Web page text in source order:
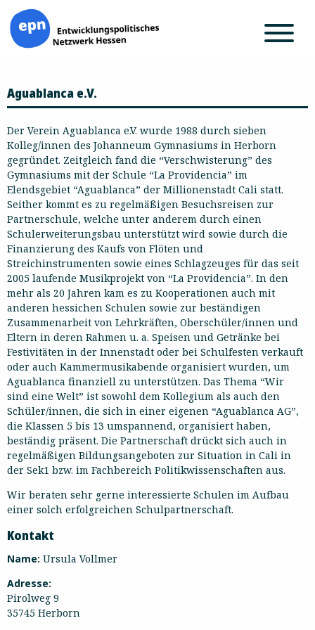
Inhalt
springen
Aguablanca e.V.
Der Verein Aguablanca e.V. wurde 1988 durch sieben
Kolleg/innen des Johanneum Gymnasiums in Herborn
gegründet. Zeitgleich fand die “Verschwisterung” des
Gymnasiums mit der Schule “La Providencia” im
Elendsgebiet “Aguablanca” der Millionenstadt Cali statt.
Seither kommt es zu regelmäßigen Besuchsreisen zur
Partnerschule, welche unter anderem durch einen
Schulerweiterungsbau unterstützt wird sowie durch die
Finanzierung des Kaufs von Flöten und
Streichinstrumenten sowie eines Schlagzeuges für das seit
2005 laufende Musikprojekt von “La Providencia”. In den
mehr als 20 Jahren kam es zu Kooperationen auch mit
anderen hessichen Schulen sowie zur beständigen
Zusammenarbeit von Lehrkräften, Oberschüler/innen und
Eltern in deren Rahmen u. a. Speisen und Getränke bei
Festivitäten in der Innenstadt oder bei Schulfesten verkauft
oder auch Kammermusikabende organisiert wurden, um
Aguablanca finanziell zu unterstützen. Das Thema “Wir
sind eine Welt” ist sowohl dem Kollegium als auch den
Schüler/innen, die sich in einer eigenen “Aguablanca AG”,
die Klassen 5 bis 13 umspannend, organisiert haben,
beständig präsent. Die Partnerschaft drückt sich auch in
regelmäßigen Bildungsangeboten zur Situation in Cali in
der Sek1 bzw. im Fachbereich Politikwissenschaften aus.
Wir beraten sehr gerne interessierte Schulen im Aufbau
einer solch erfolgreichen Schulpartnerschaft.
Kontakt
Name: Ursula Vollmer
Adresse:
Pirolweg 9
35745 Herborn